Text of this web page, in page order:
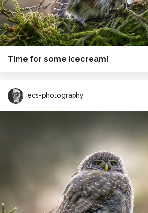
Time for some icecream!
ecs-photography